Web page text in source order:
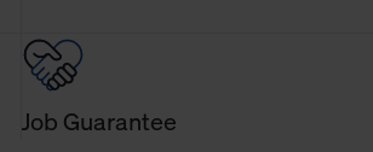
Job Guarantee